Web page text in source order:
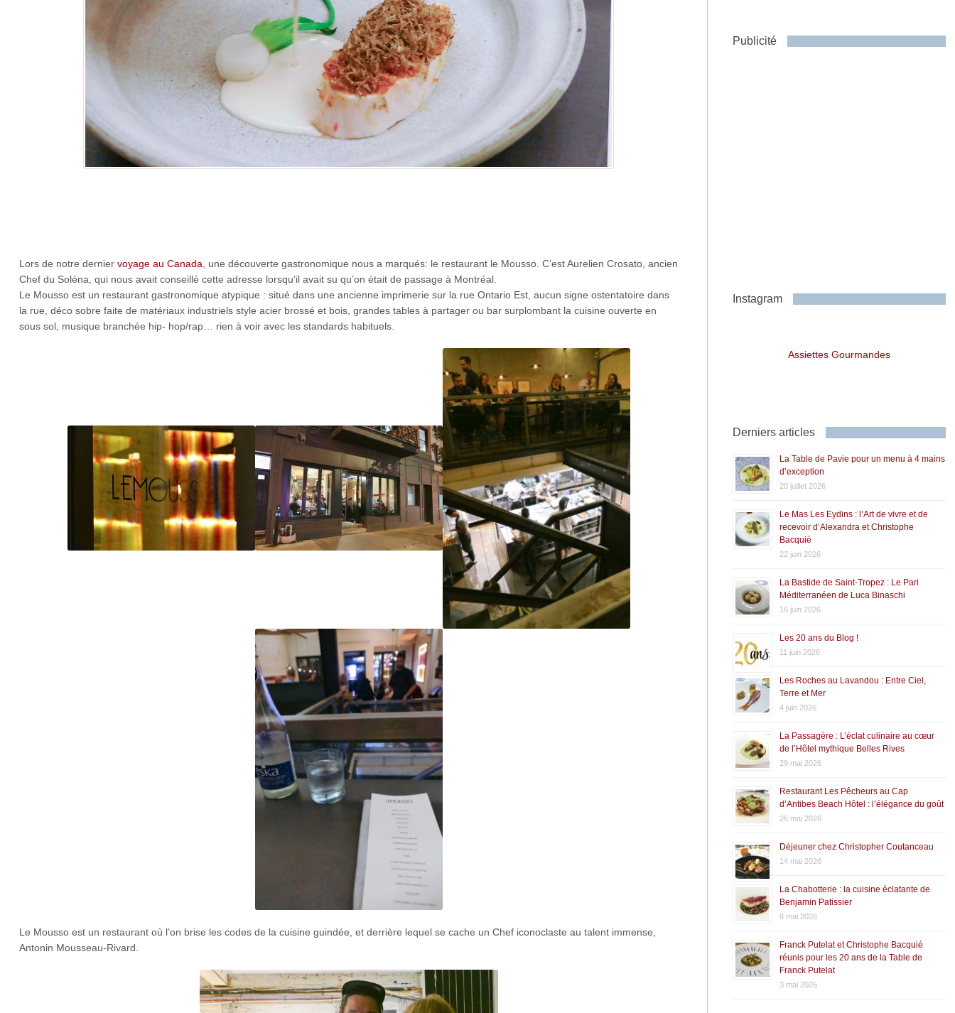
Lors de notre dernier voyage au Canada , une découverte gastronomique nous a marqués: le restaurant le Mousso. C’est Aurelien Crosato, ancien
Chef du Soléna, qui nous avait conseillé cette adresse lorsqu’il avait su qu’on était de passage à Montréal.
Le Mousso est un restaurant gastronomique atypique : situé dans une ancienne imprimerie sur la rue Ontario Est, aucun signe ostentatoire dans
la rue, déco sobre faite de matériaux industriels style acier brossé et bois, grandes tables à partager ou bar surplombant la cuisine ouverte en
sous sol, musique branchée hip- hop/rap… rien à voir avec les standards habituels.
Le Mousso est un restaurant où l’on brise les codes de la cuisine guindée, et derrière lequel se cache un Chef iconoclaste au talent immense,
Antonin Mousseau-Rivard.
Publicité
Instagram
Assiettes Gourmandes
Derniers articles
La Table de Pavie pour un menu à 4 mains
d’exception
20 juillet 2026
Le Mas Les Eydins : l’Art de vivre et de
recevoir d’Alexandra et Christophe
Bacquié
22 juin 2026
La Bastide de Saint-Tropez : Le Pari
Méditerranéen de Luca Binaschi
16 juin 2026
Les 20 ans du Blog !
11 juin 2026
Les Roches au Lavandou : Entre Ciel,
Terre et Mer
4 juin 2026
La Passagère : L’éclat culinaire au cœur
de l’Hôtel mythique Belles Rives
29 mai 2026
Restaurant Les Pêcheurs au Cap
d’Antibes Beach Hôtel : l’élégance du goût
26 mai 2026
Déjeuner chez Christopher Coutanceau
14 mai 2026
La Chabotterie : la cuisine éclatante de
Benjamin Patissier
8 mai 2026
Franck Putelat et Christophe Bacquié
réunis pour les 20 ans de la Table de
Franck Putelat
3 mai 2026